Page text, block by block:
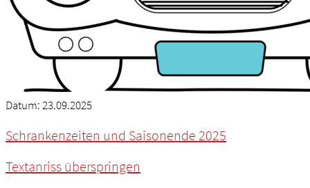
Datum:23.09.2025
Schrankenzeiten und Saisonende 2025
Textanriss überspringen